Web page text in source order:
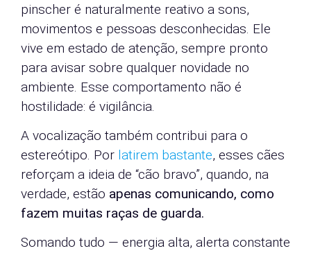
pinscher é naturalmente reativo a sons,
movimentos e pessoas desconhecidas. Ele
vive em estado de atenção, sempre pronto
para avisar sobre qualquer novidade no
ambiente. Esse comportamento não é
hostilidade: é vigilância.
A vocalização também contribui para o
estereótipo. Por latirem bastante, esses cães
reforçam a ideia de “cão bravo”, quando, na
verdade, estão apenas comunicando, como
fazem muitas raças de guarda.
Somando tudo — energia alta, alerta constante